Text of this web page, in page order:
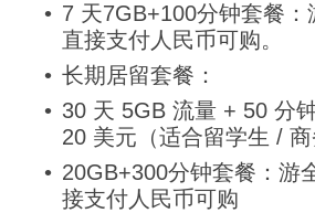
7 天7GB+100分钟套餐：
直接支付人民币可购。
长期居留套餐：
30 天 5GB 流量 + 50 分
20 美元（适合留学生 / 商
20GB+300分钟套餐：游
接支付人民币可购